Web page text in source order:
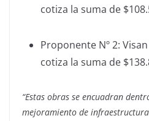
cotiza la suma de
Proponente Nº 2:
cotiza la suma de
“Estas obras se encuadran
mejoramiento de